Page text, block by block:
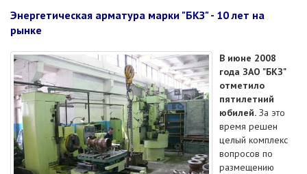
Энергетическая арматура марки "БКЗ" - 10 лет на
рынке
В июне 2008
года ЗАО "БКЗ"
отметило
пятилетний
юбилей. За это
время решен
целый комплекс
вопросов по
размещению